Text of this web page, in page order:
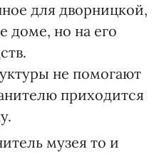
для дворницкой,
доме, но на его
не помогают
приходится
музея то и